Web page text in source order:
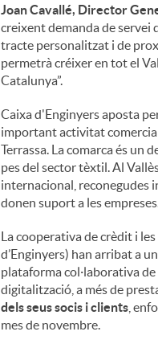
Joan Cavallé, Director
creixent demanda de
tracte personalitzat i de
permetrà créixer en tot el
Catalunya”.
Caixa d'Enginyers aposta
important activitat
Terrassa. La comarca és un
pes del sector tèxtil. Al
internacional, reconegudes
donen suport a les
La cooperativa de crèdit i
d’Enginyers) han arribat a
plataforma col·laborativa
digitalització, a més de
dels seus socis i clients ,
mes de novembre.